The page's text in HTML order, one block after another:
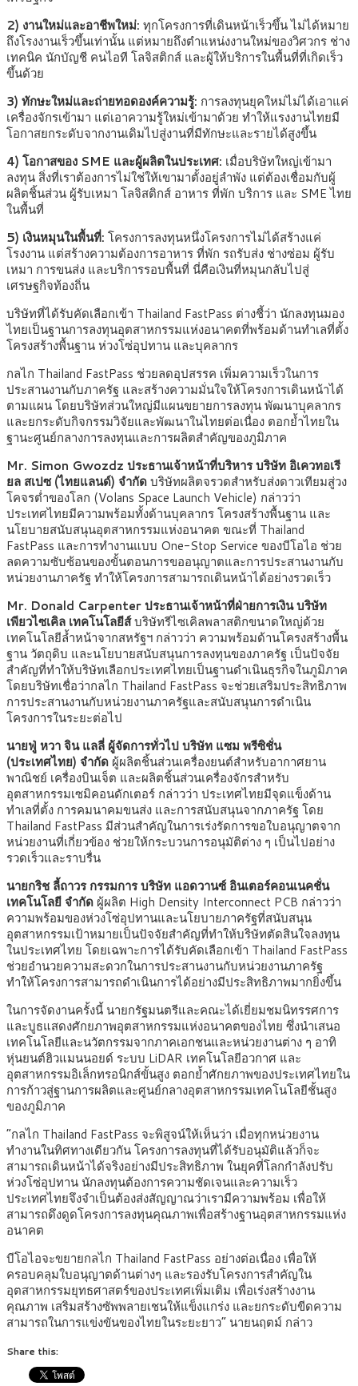
2) งานใหม่และอาชีพใหม่: ทุกโครงการที่เดินหน้าเร็วขึ้น ไม่ได้หมาย
ถึงโรงงานเร็วขึ้นเท่านั้น แต่หมายถึงตำแหน่งงานใหม่ของวิศวกร ช่าง
เทคนิค นักบัญชี คนไอที โลจิสติกส์ และผู้ให้บริการในพื้นที่ที่เกิดเร็ว
ขึ้นด้วย
3) ทักษะใหม่และถ่ายทอดองค์ความรู้: การลงทุนยุคใหม่ไม่ได้เอาแค่
เครื่องจักรเข้ามา แต่เอาความรู้ใหม่เข้ามาด้วย ทำให้แรงงานไทยมี
โอกาสยกระดับจากงานเดิมไปสู่งานที่มีทักษะและรายได้สูงขึ้น
4) โอกาสของ SME และผู้ผลิตในประเทศ: เมื่อบริษัทใหญ่เข้ามา
ลงทุน สิ่งที่เราต้องการไม่ใช่ให้เขามาตั้งอยู่ลำพัง แต่ต้องเชื่อมกับผู้
ผลิตชิ้นส่วน ผู้รับเหมา โลจิสติกส์ อาหาร ที่พัก บริการ และ SME ไทย
ในพื้นที่
5) เงินหมุนในพื้นที่: โครงการลงทุนหนึ่งโครงการไม่ได้สร้างแค่
โรงงาน แต่สร้างความต้องการอาหาร ที่พัก รถรับส่ง ช่างซ่อม ผู้รับ
เหมา การขนส่ง และบริการรอบพื้นที่ นี่คือเงินที่หมุนกลับไปสู่
เศรษฐกิจท้องถิ่น
บริษัทที่ได้รับคัดเลือกเข้า Thailand FastPass ต่างชี้ว่า นักลงทุนมอง
ไทยเป็นฐานการลงทุนอุตสาหกรรมแห่งอนาคตที่พร้อมด้านทำเลที่ตั้ง
โครงสร้างพื้นฐาน ห่วงโซ่อุปทาน และบุคลากร
กลไก Thailand FastPass ช่วยลดอุปสรรค เพิ่มความเร็วในการ
ประสานงานกับภาครัฐ และสร้างความมั่นใจให้โครงการเดินหน้าได้
ตามแผน โดยบริษัทส่วนใหญ่มีแผนขยายการลงทุน พัฒนาบุคลากร
และยกระดับกิจกรรมวิจัยและพัฒนาในไทยต่อเนื่อง ตอกย้ำไทยใน
ฐานะศูนย์กลางการลงทุนและการผลิตสำคัญของภูมิภาค
Mr. Simon Gwozdz ประธานเจ้าหน้าที่บริหาร บริษัท อิเควทอเรี
ยล สเปซ (ไทยแลนด์) จำกัดบริษัทผลิตจรวดสำหรับส่งดาวเทียมสู่วง
โคจรต่ำของโลก (Volans Space Launch Vehicle) กล่าวว่า
ประเทศไทยมีความพร้อมทั้งด้านบุคลากร โครงสร้างพื้นฐาน และ
นโยบายสนับสนุนอุตสาหกรรมแห่งอนาคต ขณะที่ Thailand
FastPass และการทำงานแบบ One-Stop Service ของบีโอไอ ช่วย
ลดความซับซ้อนของขั้นตอนการขออนุญาตและการประสานงานกับ
หน่วยงานภาครัฐ ทำให้โครงการสามารถเดินหน้าได้อย่างรวดเร็ว
Mr. Donald Carpenter ประธานเจ้าหน้าที่ฝ่ายการเงิน บริษัท
เพียวไซเคิล เทคโนโลยีส์บริษัทรีไซเคิลพลาสติกขนาดใหญ่ด้วย
เทคโนโลยีล้ำหน้าจากสหรัฐฯ กล่าวว่า ความพร้อมด้านโครงสร้างพื้น
ฐาน วัตถุดิบ และนโยบายสนับสนุนการลงทุนของภาครัฐ เป็นปัจจัย
สำคัญที่ทำให้บริษัทเลือกประเทศไทยเป็นฐานดำเนินธุรกิจในภูมิภาค
โดยบริษัทเชื่อว่ากลไก Thailand FastPass จะช่วยเสริมประสิทธิภาพ
การประสานงานกับหน่วยงานภาครัฐและสนับสนุนการดำเนิน
โครงการในระยะต่อไป
นายฟู่ หวา จิน แลลี่ ผู้จัดการทั่วไป บริษัท แซม พรีซิชั่น
(ประเทศไทย) จำกัด ผู้ผลิตชิ้นส่วนเครื่องยนต์สำหรับอากาศยาน
พาณิชย์ เครื่องบินเจ็ต และผลิตชิ้นส่วนเครื่องจักรสำหรับ
อุตสาหกรรมเซมิคอนดักเตอร์ กล่าวว่า ประเทศไทยมีจุดแข็งด้าน
ทำเลที่ตั้ง การคมนาคมขนส่ง และการสนับสนุนจากภาครัฐ โดย
Thailand FastPass มีส่วนสำคัญในการเร่งรัดการขอใบอนุญาตจาก
หน่วยงานที่เกี่ยวข้อง ช่วยให้กระบวนการอนุมัติต่าง ๆ เป็นไปอย่าง
รวดเร็วและราบรื่น
นายกริช ลี้ถาวร กรรมการ บริษัท แอดวานซ์ อินเตอร์คอนเนคชั่น
เทคโนโลยี จำกัด ผู้ผลิต High Density Interconnect PCB กล่าวว่า
ความพร้อมของห่วงโซ่อุปทานและนโยบายภาครัฐที่สนับสนุน
อุตสาหกรรมเป้าหมายเป็นปัจจัยสำคัญที่ทำให้บริษัทตัดสินใจลงทุน
ในประเทศไทย โดยเฉพาะการได้รับคัดเลือกเข้า Thailand FastPass
ช่วยอำนวยความสะดวกในการประสานงานกับหน่วยงานภาครัฐ
ทำให้โครงการสามารถดำเนินการได้อย่างมีประสิทธิภาพมากยิ่งขึ้น
ในการจัดงานครั้งนี้ นายกรัฐมนตรีและคณะได้เยี่ยมชมนิทรรศการ
และบูธแสดงศักยภาพอุตสาหกรรมแห่งอนาคตของไทย ซึ่งนำเสนอ
เทคโนโลยีและนวัตกรรมจากภาคเอกชนและหน่วยงานต่าง ๆ อาทิ
หุ่นยนต์ฮิวแมนนอยด์ ระบบ LiDAR เทคโนโลยีอวกาศ และ
อุตสาหกรรมอิเล็กทรอนิกส์ขั้นสูง ตอกย้ำศักยภาพของประเทศไทยใน
การก้าวสู่ฐานการผลิตและศูนย์กลางอุตสาหกรรมเทคโนโลยีชั้นสูง
ของภูมิภาค
“กลไก Thailand FastPass จะพิสูจน์ให้เห็นว่า เมื่อทุกหน่วยงาน
ทำงานในทิศทางเดียวกัน โครงการลงทุนที่ได้รับอนุมัติแล้วก็จะ
สามารถเดินหน้าได้จริงอย่างมีประสิทธิภาพ ในยุคที่โลกกำลังปรับ
ห่วงโซ่อุปทาน นักลงทุนต้องการความชัดเจนและความเร็ว
ประเทศไทยจึงจำเป็นต้องส่งสัญญาณว่าเรามีความพร้อม เพื่อให้
สามารถดึงดูดโครงการลงทุนคุณภาพเพื่อสร้างฐานอุตสาหกรรมแห่ง
อนาคต
บีโอไอจะขยายกลไก Thailand FastPass อย่างต่อเนื่อง เพื่อให้
ครอบคลุมใบอนุญาตด้านต่างๆ และรองรับโครงการสำคัญใน
อุตสาหกรรมยุทธศาสตร์ของประเทศเพิ่มเติม เพื่อเร่งสร้างงาน
คุณภาพ เสริมสร้างซัพพลายเชนให้แข็งแกร่ง และยกระดับขีดความ
สามารถในการแข่งขันของไทยในระยะยาว” นายนฤตม์ กล่าว
Share this: